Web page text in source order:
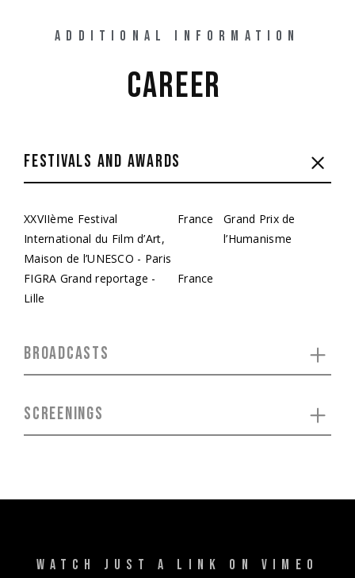
ADDITIONAL INFORMATION
CAREER
FESTIVALS AND AWARDS
XXVIIème Festival
International du Film d’Art,
Maison de l’UNESCO - Paris
France
Grand Prix de
l’Humanisme
FIGRA Grand reportage -
Lille
France
BROADCASTS
SCREENINGS
WATCH JUST A LINK ON VIMEO